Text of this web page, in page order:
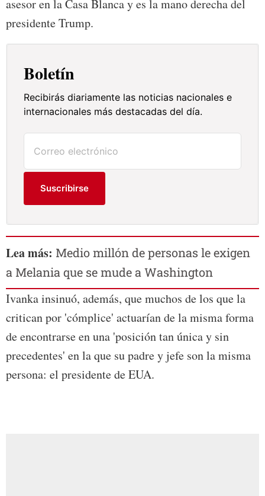
asesor en la Casa Blanca y es la mano derecha del
presidente Trump.
Boletín
Recibirás diariamente las noticias nacionales e
internacionales más destacadas del día.
Suscribirse
Lea más: Medio millón de personas le exigen
a Melania que se mude a Washington
Ivanka insinuó, además, que muchos de los que la
critican por 'cómplice' actuarían de la misma forma
de encontrarse en una 'posición tan única y sin
precedentes' en la que su padre y jefe son la misma
persona: el presidente de EUA.